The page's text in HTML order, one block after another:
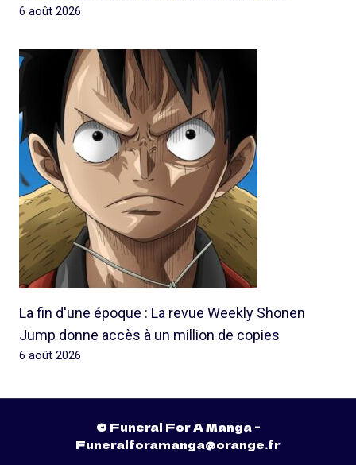
6 août 2026
La fin d'une époque : La revue Weekly Shonen
Jump donne accès à un million de copies
6 août 2026
© Funeral For A Manga -
Funeralforamanga@orange.fr